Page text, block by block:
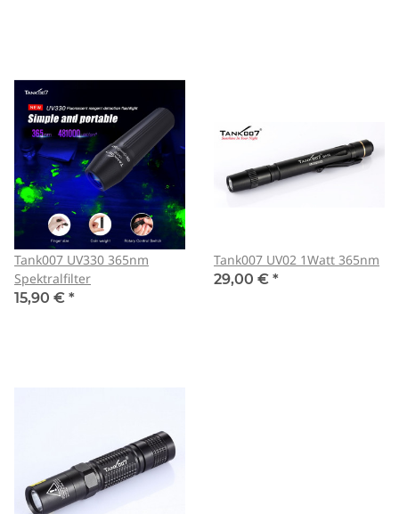
Tank007 UV330 365nm
Spektralfilter
15,90 € *
Tank007 UV02 1Watt 365nm
29,00 € *